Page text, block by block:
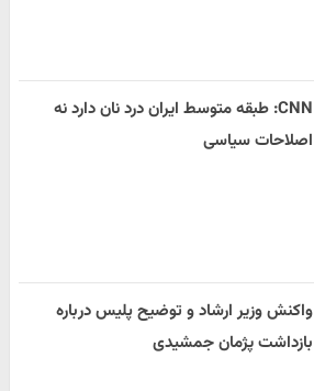
CNN: طبقه متوسط ایران درد نان دارد نه
اصلاحات سیاسی
واکنش وزیر ارشاد و توضیح پلیس درباره
بازداشت پژمان جمشیدی